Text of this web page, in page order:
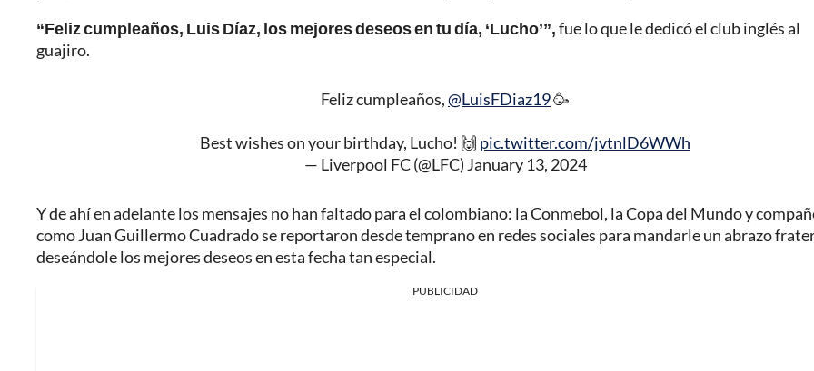
“Feliz cumpleaños, Luis Díaz, los mejores deseos en tu día, ‘Lucho’”,fue lo que le dedicó el club inglés al
guajiro.
Feliz cumpleaños,@LuisFDiaz19🥳
Best wishes on your birthday, Lucho! 🙌 pic.twitter.com/jvtnlD6WWh
— Liverpool FC (@LFC) January 13, 2024
Y de ahí en adelante los mensajes no han faltado para el colombiano: la Conmebol, la Copa del Mundo y
como Juan Guillermo Cuadrado se reportaron desde temprano en redes sociales para mandarle un abrazo
deseándole los mejores deseos en esta fecha tan especial.
PUBLICIDAD